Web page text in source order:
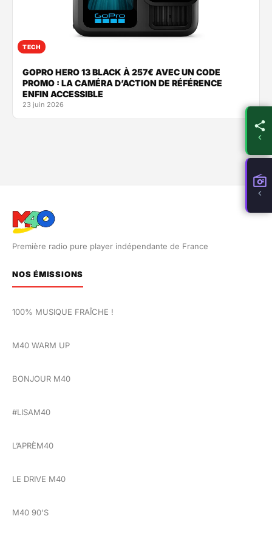
TECH
GOPRO HERO 13 BLACK À 257€ AVEC UN CODE
PROMO : LA CAMÉRA D’ACTION DE RÉFÉRENCE
ENFIN ACCESSIBLE
23 juin 2026
Première radio pure player indépendante de France
NOS ÉMISSIONS
100% MUSIQUE FRAÎCHE !
M40 WARM UP
BONJOUR M40
#LISAM40
L’APRÈM40
LE DRIVE M40
M40 90'S